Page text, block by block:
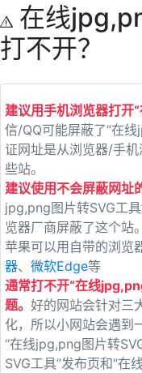
在线
打不开？
建议用手机浏览器打开
信/QQ可能屏蔽了“在
证网址是从浏览器/手
些站。
建议使用不会屏蔽网址
jpg,png图片转SVG工
览器厂商屏蔽了这个站
苹果可以用自带的浏览
器、 微软Edge等
通常打不开“在线
题。 好的网站会针对三
化，所以小网站会遇到
“在线jpg,png图片转
SVG工具”发布页和“在